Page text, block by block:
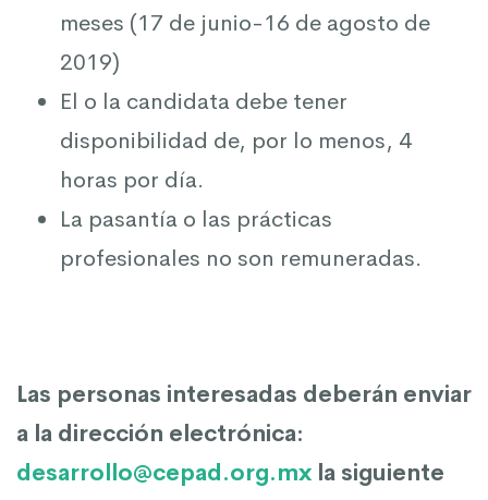
meses (17 de junio-16 de agosto de
2019)
El o la candidata debe tener
disponibilidad de, por lo menos, 4
horas por día.
La pasantía o las prácticas
profesionales no son remuneradas.
Las personas interesadas deberán enviar
a la dirección electrónica:
desarrollo@cepad.org.mx la siguiente